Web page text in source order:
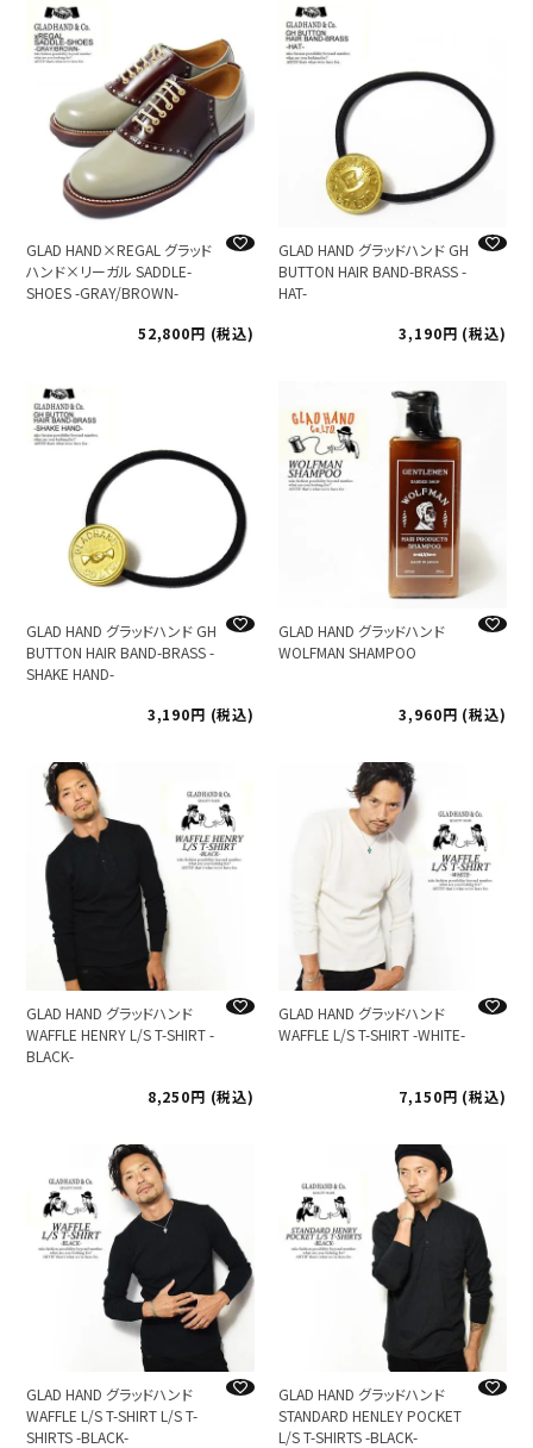
GLAD HAND×REGAL グラッド
ハンド×リーガル SADDLE-
SHOES -GRAY/BROWN-
52,800
税込
GLAD HAND グラッドハンド GH
BUTTON HAIR BAND-BRASS -
HAT-
3,190
税込
GLAD HAND グラッドハンド GH
BUTTON HAIR BAND-BRASS -
SHAKE HAND-
3,190
税込
GLAD HAND グラッドハンド
WOLFMAN SHAMPOO
3,960 税込
GLAD HAND グラッドハンド
WAFFLE HENRY L/S T-SHIRT -
BLACK-
8,250
税込
GLAD HAND グラッドハンド
WAFFLE L/S T-SHIRT -WHITE-
7,150 税込
GLAD HAND グラッドハンド
WAFFLE L/S T-SHIRT L/S T-
SHIRTS -BLACK-
GLAD HAND グラッドハンド
STANDARD HENLEY POCKET
L/S T-SHIRTS -BLACK-